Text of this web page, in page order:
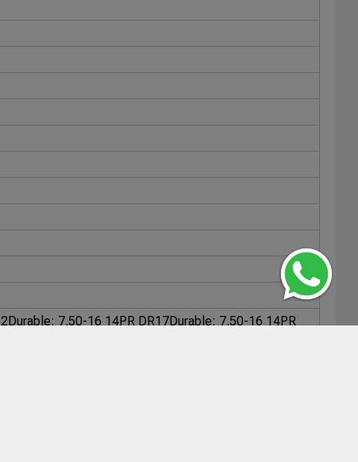
Durable: 7.50-16 14PR DR17Durable: 7.50-16 14PR